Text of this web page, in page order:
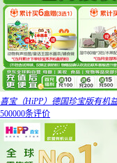
喜宝（HiPP）德国珍宝版有机
500000条评价